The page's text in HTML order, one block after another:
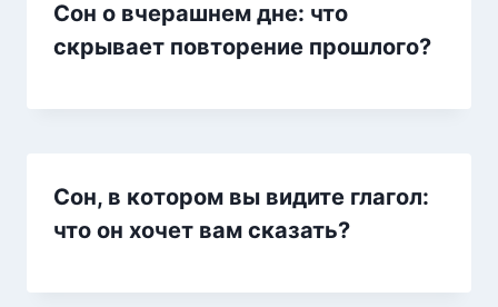
Сон о вчерашнем дне: что
скрывает повторение прошлого?
Сон, в котором вы видите глагол:
что он хочет вам сказать?